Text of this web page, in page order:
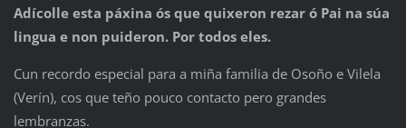
Adícolle esta páxina ós que quixeron rezar ó Pai na súa
lingua e non puideron. Por todos eles.
Cun recordo especial para a miña familia de Osoño e Vilela
(Verín), cos que teño pouco contacto pero grandes
lembranzas.